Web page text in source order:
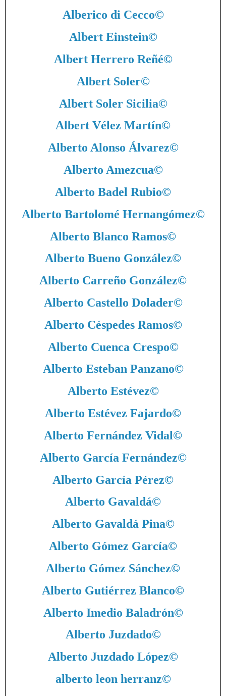
Alberico di Cecco©
Albert Einstein©
Albert Herrero Reñé©
Albert Soler©
Albert Soler Sicilia©
Albert Vélez Martín©
Alberto Alonso Álvarez©
Alberto Amezcua©
Alberto Badel Rubio©
Alberto Bartolomé Hernangómez©
Alberto Blanco Ramos©
Alberto Bueno González©
Alberto Carreño González©
Alberto Castello Dolader©
Alberto Céspedes Ramos©
Alberto Cuenca Crespo©
Alberto Esteban Panzano©
Alberto Estévez©
Alberto Estévez Fajardo©
Alberto Fernández Vidal©
Alberto García Fernández©
Alberto García Pérez©
Alberto Gavaldá©
Alberto Gavaldá Pina©
Alberto Gómez García©
Alberto Gómez Sánchez©
Alberto Gutiérrez Blanco©
Alberto Imedio Baladrón©
Alberto Juzdado©
Alberto Juzdado López©
alberto leon herranz©